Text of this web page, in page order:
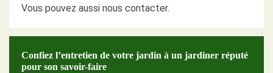
Vous pouvez aussi nous contacter.
Confiez l’entretien de votre jardin à un jardiner réputé
pour son savoir-faire